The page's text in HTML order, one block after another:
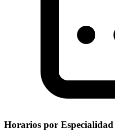
Horarios por Especialidad